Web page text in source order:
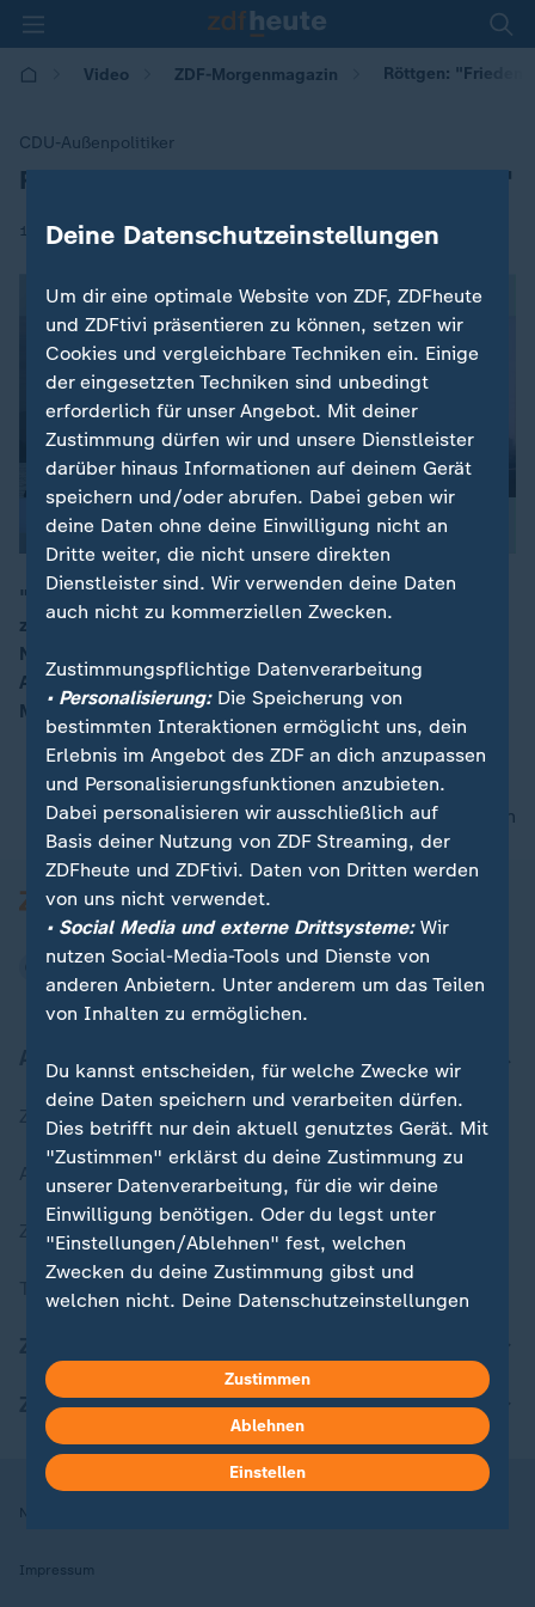
Video ZDF-Morgenmagazin Röttgen: "Frieden
CDU-Außenpolitiker
:Röttgen: "Frieden militärisch absichern"
16.02.2018 | 05:30
"Das eigene Land und die Bündnispartner verteidigen
zu können, geht an den Kern von Staatlichkeit", sagt
Norbert Röttgen (CDU), der Vorsitzende des
Auswärtigen Ausschusses im Bundestag, vor der
Münchener Sicherheitskonferenz.
nach oben
Aktuell bei ZDFheute
Zuletzt veröffentlicht
Aktuelle Sendungs-Videos
ZDFheute Stories
Themen im Überblick
ZDFheute Apps
Nutzungsbedingungen
Impressum
Deine Datenschutzeinstellungen
Um dir eine optimale Website von ZDF, ZDFheute
und ZDFtivi präsentieren zu können, setzen wir
Cookies und vergleichbare Techniken ein. Einige
der eingesetzten Techniken sind unbedingt
erforderlich für unser Angebot. Mit deiner
Zustimmung dürfen wir und unsere Dienstleister
darüber hinaus Informationen auf deinem Gerät
speichern und/oder abrufen. Dabei geben wir
deine Daten ohne deine Einwilligung nicht an
Dritte weiter, die nicht unsere direkten
Dienstleister sind. Wir verwenden deine Daten
auch nicht zu kommerziellen Zwecken.
Zustimmungspflichtige Datenverarbeitung
• Personalisierung:Die Speicherung von
bestimmten Interaktionen ermöglicht uns, dein
Erlebnis im Angebot des ZDF an dich anzupassen
und Personalisierungsfunktionen anzubieten.
Dabei personalisieren wir ausschließlich auf
Basis deiner Nutzung von ZDF Streaming, der
ZDFheute und ZDFtivi. Daten von Dritten werden
von uns nicht verwendet.
• Social Media und externe Drittsysteme:Wir
nutzen Social-Media-Tools und Dienste von
anderen Anbietern. Unter anderem um das Teilen
von Inhalten zu ermöglichen.
Du kannst entscheiden, für welche Zwecke wir
deine Daten speichern und verarbeiten dürfen.
Dies betrifft nur dein aktuell genutztes Gerät. Mit
"Zustimmen" erklärst du deine Zustimmung zu
unserer Datenverarbeitung, für die wir deine
Einwilligung benötigen. Oder du legst unter
"Einstellungen/Ablehnen" fest, welchen
Zwecken du deine Zustimmung gibst und
welchen nicht. Deine Datenschutzeinstellungen
in deinen Einstellungen widerrufen oder ändern.
Hier findest du das Impressum.
Weitere Informationen findest du in unserer
Datenschutzerklärung.
Zustimmen
Ablehnen
Einstellen